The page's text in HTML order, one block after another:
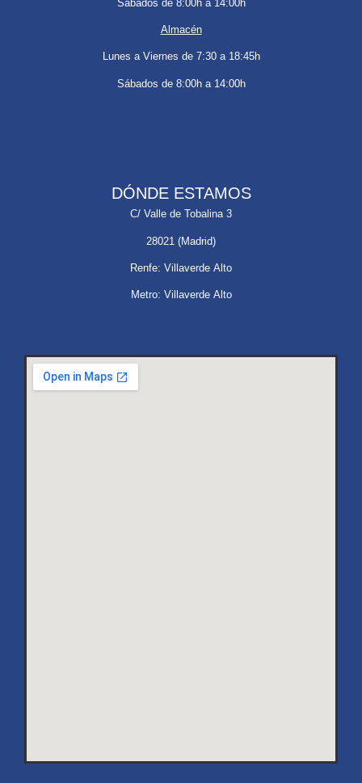
Sábados de 8:00h a 14:00h
Almacén
Lunes a Viernes de 7:30 a 18:45h
Sábados de 8:00h a 14:00h
DÓNDE ESTAMOS
C/ Valle de Tobalina 3
28021 (Madrid)
Renfe: Villaverde Alto
Metro: Villaverde Alto